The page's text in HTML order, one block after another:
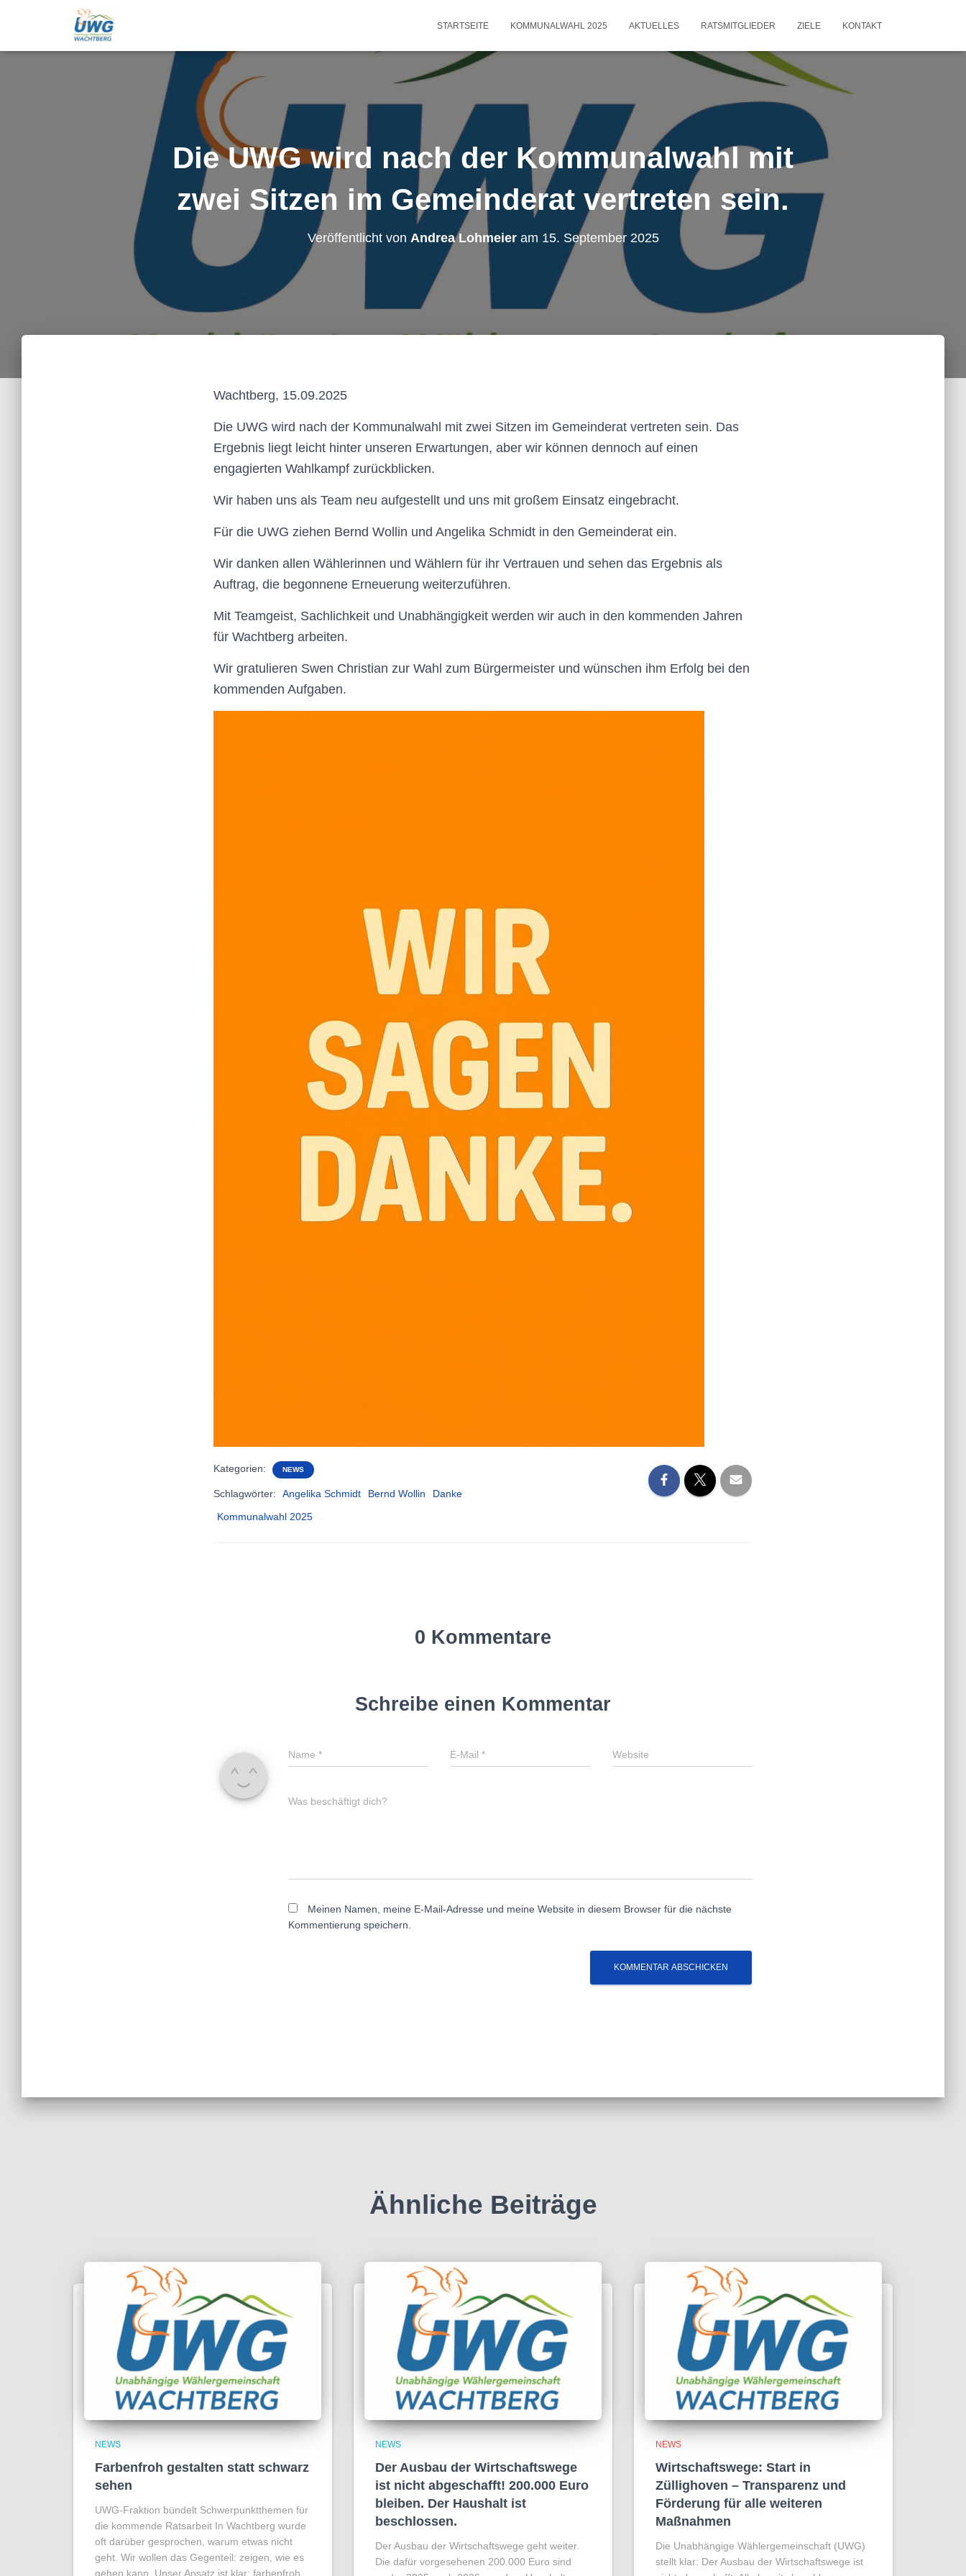
STARTSEITE KOMMUNALWAHL 2025 AKTUELLES RATSMITGLIEDER ZIELE KONTAKT
Die UWG wird nach der Kommunalwahl mit
zwei Sitzen im Gemeinderat vertreten sein.
Veröffentlicht von Andrea Lohmeieram 15. September 2025
Wachtberg, 15.09.2025
Die UWG wird nach der Kommunalwahl mit zwei Sitzen im Gemeinderat vertreten sein. Das
Ergebnis liegt leicht hinter unseren Erwartungen, aber wir können dennoch auf einen
engagierten Wahlkampf zurückblicken.
Wir haben uns als Team neu aufgestellt und uns mit großem Einsatz eingebracht.
Für die UWG ziehen Bernd Wollin und Angelika Schmidt in den Gemeinderat ein.
Wir danken allen Wählerinnen und Wählern für ihr Vertrauen und sehen das Ergebnis als
Auftrag, die begonnene Erneuerung weiterzuführen.
Mit Teamgeist, Sachlichkeit und Unabhängigkeit werden wir auch in den kommenden Jahren
für Wachtberg arbeiten.
Wir gratulieren Swen Christian zur Wahl zum Bürgermeister und wünschen ihm Erfolg bei den
kommenden Aufgaben.
Kategorien: NEWS
Schlagwörter: Angelika Schmidt Bernd Wollin
Danke
Kommunalwahl 2025
0 Kommentare
Schreibe einen Kommentar
Name * E-Mail* Website
Was beschäftigt dich?
Meinen Namen, meine E-Mail-Adresse und meine Website in diesem Browser für die nächste
Kommentierung speichern.
Ähnliche Beiträge
NEWS
Farbenfroh gestalten statt schwarz
sehen
UWG-Fraktion bündelt Schwerpunktthemen für
die kommende Ratsarbeit In Wachtberg wurde
oft darüber gesprochen, warum etwas nicht
geht. Wir wollen das Gegenteil: zeigen, wie es
gehen kann. Unser Ansatz ist klar: farbenfroh
NEWS
Der Ausbau der Wirtschaftswege
ist nicht abgeschafft! 200.000 Euro
bleiben. Der Haushalt ist
beschlossen.
Der Ausbau der Wirtschaftswege geht weiter.
Die dafür vorgesehenen 200.000 Euro sind
NEWS
Wirtschaftswege: Start in
Züllighoven – Transparenz und
Förderung für alle weiteren
Maßnahmen
Die Unabhängige Wählergemeinschaft (UWG)
stellt klar: Der Ausbau der Wirtschaftswege ist